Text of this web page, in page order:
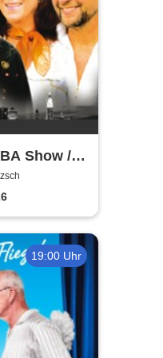
Show /
to
19:00 Uhr